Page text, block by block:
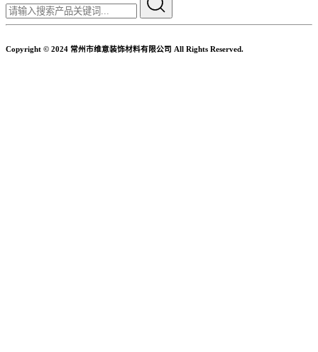
Copyright © 2024 常州市维意装饰材料有限公司 All Rights Reserved.